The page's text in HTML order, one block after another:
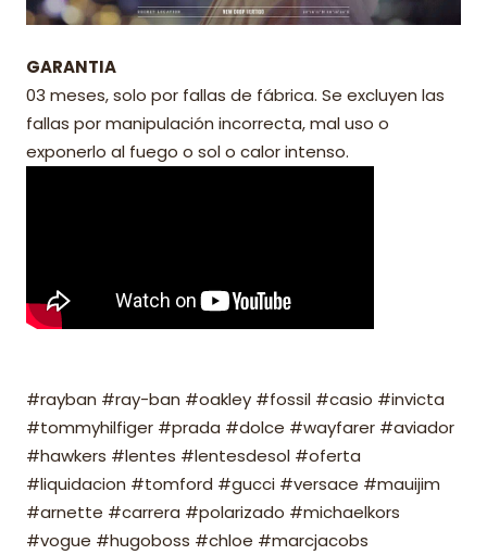
GARANTIA
03 meses, solo por fallas de fábrica. Se excluyen las
fallas por manipulación incorrecta, mal uso o
exponerlo al fuego o sol o calor intenso.
#rayban #ray-ban #oakley #fossil #casio #invicta
#tommyhilfiger #prada #dolce #wayfarer #aviador
#hawkers #lentes #lentesdesol #oferta
#liquidacion #tomford #gucci #versace #mauijim
#arnette #carrera #polarizado #michaelkors
#vogue #hugoboss #chloe #marcjacobs